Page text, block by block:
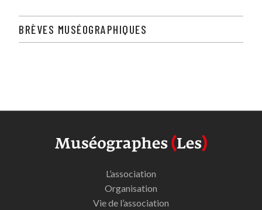
BRÈVES MUSÉOGRAPHIQUES
L’association
Organisation
Vie de l’association